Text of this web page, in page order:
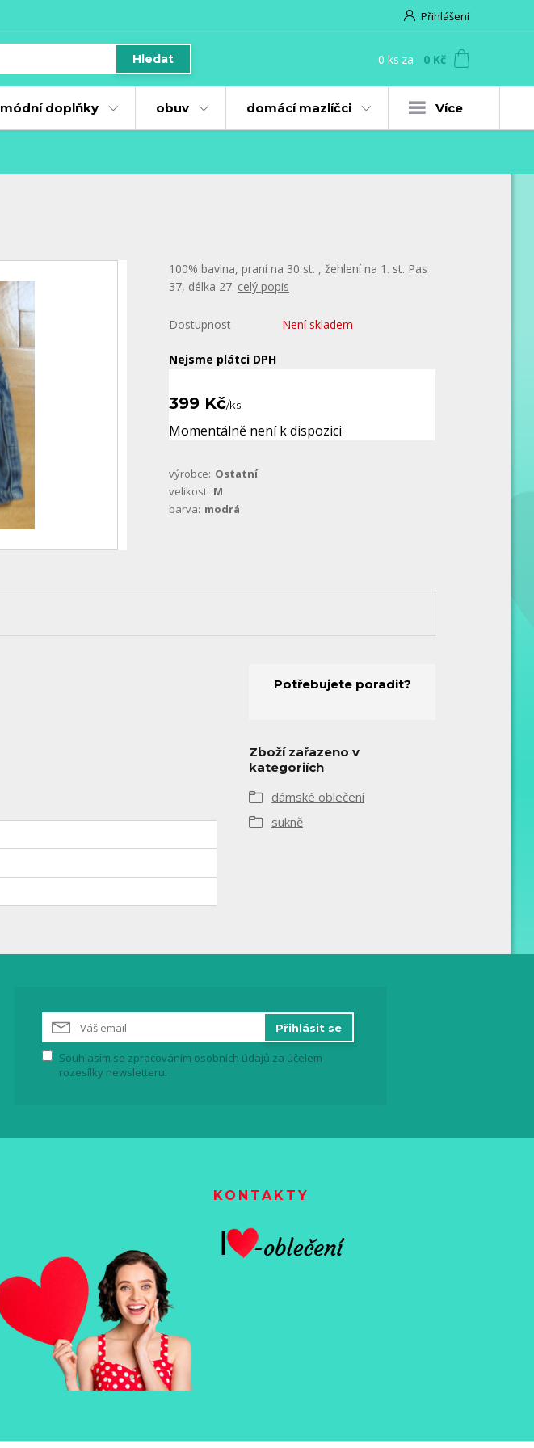
Přihlášení
Hledat 0 ks za 0 Kč
módní doplňky obuv domácí mazlíčci Více
100% bavlna, praní na 30 st. , žehlení na 1. st. Pas
37, délka 27. celý popis
Dostupnost Není skladem
Nejsme plátci DPH
399 Kč/ks
Momentálně není k dispozici
výrobce: Ostatní
velikost: M
barva: modrá
Potřebujete poradit?
Zboží zařazeno v
kategoriích
dámské oblečení
sukně
Přihlásit se
Souhlasím se zpracováním osobních údajů za účelem
rozesílky newsletteru.
KONTAKTY